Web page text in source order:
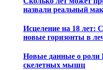
назвали реальный
Исцеление на 18 лет:
новые горизонты в
Новые данные о роли
скелетных мышц